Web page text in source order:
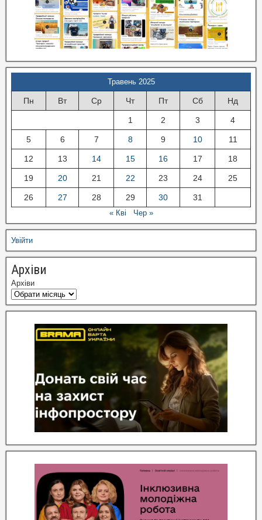
Травень 2025
Пн Вт Ср Чт Пт Сб Нд
1 2 3 4
5 6 7 8 9 10 11
12 13 14 15 16 17 18
19 20 21 22 23 24 25
26 27 28 29 30 31
« Кві Чер »
Увійти
Архіви
Архіви